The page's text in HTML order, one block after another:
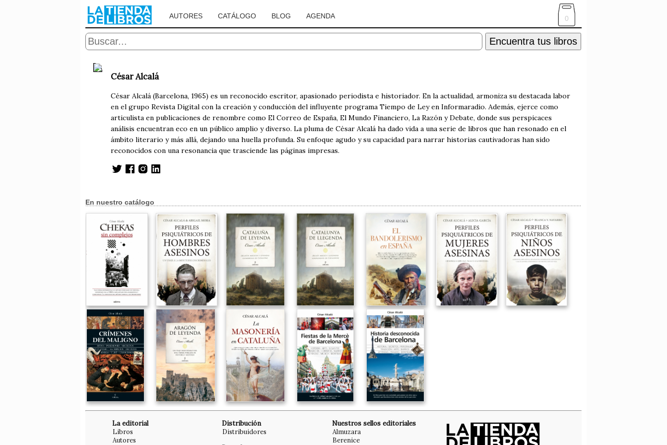
AUTORES CATÁLOGO BLOG AGENDA 0
Encuentra tus libros
César Alcalá
César Alcalá (Barcelona, 1965) es un reconocido escritor, apasionado periodista e historiador. En la actualidad, armoniza su destacada labor
en el grupo Revista Digital con la creación y conducción del influyente programa Tiempo de Ley en Informaradio. Además, ejerce como
articulista en publicaciones de renombre como El Correo de España, El Mundo Financiero, La Razón y Debate, donde sus perspicaces
análisis encuentran eco en un público amplio y diverso. La pluma de César Alcalá ha dado vida a una serie de libros que han resonado en el
ámbito literario y más allá, dejando una huella profunda. Su enfoque agudo y su capacidad para narrar historias cautivadoras han sido
reconocidos con una resonancia que trasciende las páginas impresas.
En nuestro catálogo
La editorial
Libros
Autores
Distribución
Distribuidores
Nuestros sellos editoriales
Almuzara
Berenice